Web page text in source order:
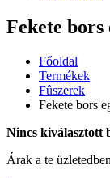
Fekete bors
Főoldal
Termékek
Fûszerek
Fekete bors
Nincs kiválasztott
Árak a te